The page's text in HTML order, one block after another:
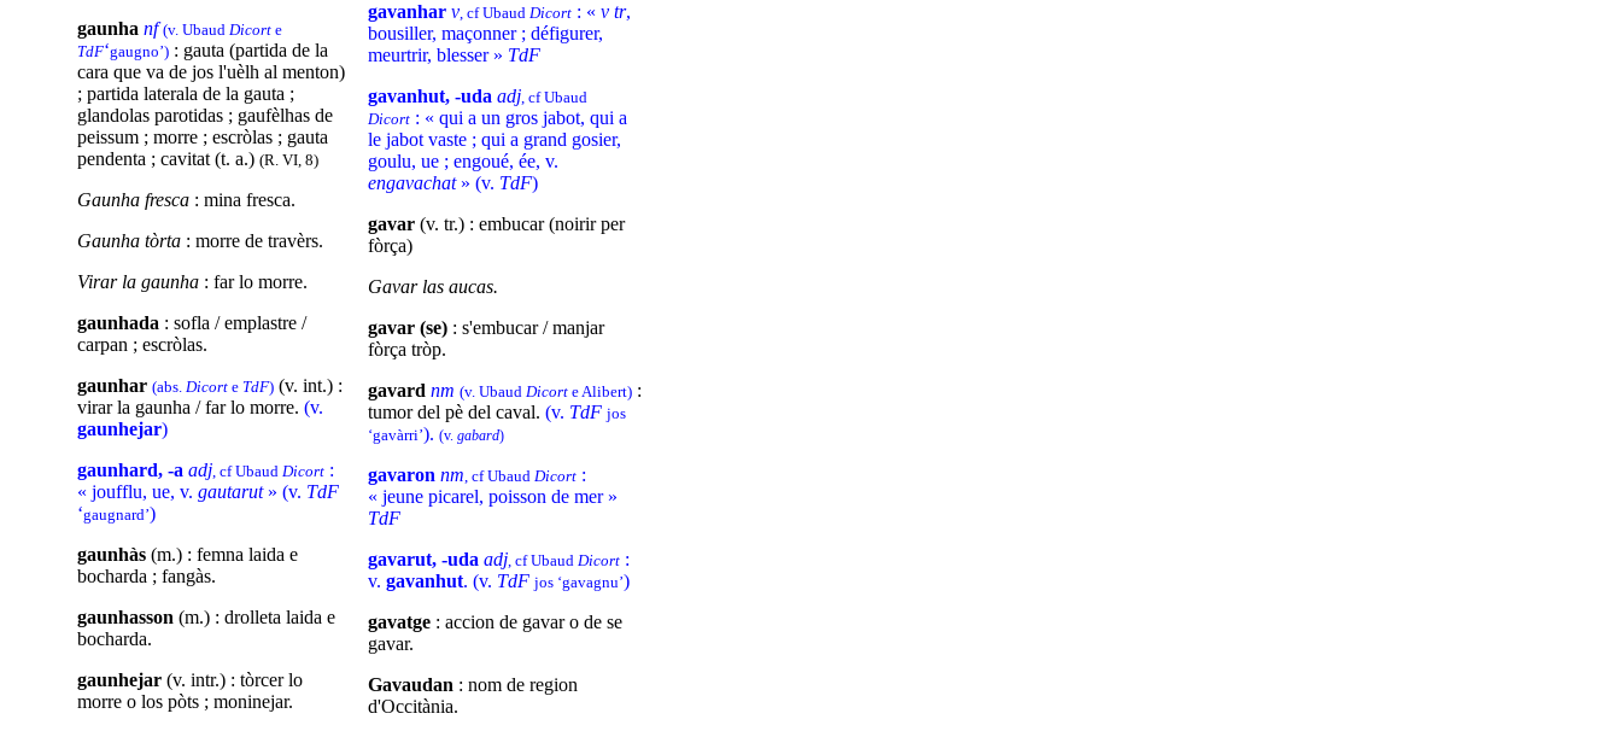
gaunha nf (v. Ubaud Dicort e
TdF‘gaugno’) : gauta (partida de la
cara que va de jos l'uèlh al menton)
; partida laterala de la gauta ;
glandolas parotidas ; gaufèlhas de
peissum ; morre ; escròlas ; gauta
pendenta ; cavitat (t. a.) (R. VI, 8)
Gaunha fresca : mina fresca.
Gaunha tòrta : morre de travèrs.
Virar la gaunha : far lo morre.
gaunhada : sofla / emplastre /
carpan ; escròlas.
gaunhar (abs. Dicort e TdF) (v. int.) :
virar la gaunha / far lo morre. (v.
gaunhejar)
gaunhard, -a adj, cf Ubaud Dicort :
« joufflu, ue, v. gautarut» (v. TdF
‘gaugnard’)
gaunhàs (m.) : femna laida e
bocharda ; fangàs.
gaunhasson (m.) : drolleta laida e
bocharda.
gaunhejar (v. intr.) : tòrcer lo
morre o los pòts ; moninejar.
gavanhar v, cf Ubaud Dicort : « v tr,
bousiller, maçonner ; défigurer,
meurtrir, blesser » TdF
gavanhut, -uda adj, cf Ubaud
Dicort : « qui a un gros jabot, qui a
le jabot vaste ; qui a grand gosier,
goulu, ue ; engoué, ée, v.
engavachat» (v. TdF)
gavar (v. tr.) : embucar (noirir per
fòrça)
Gavar las aucas.
gavar (se) : s'embucar / manjar
fòrça tròp.
gavard nm (v. Ubaud Dicort e Alibert) :
tumor del pè del caval. (v. TdF jos
‘gavàrri’). (v. gabard)
gavaron nm, cf Ubaud Dicort :
« jeune picarel, poisson de mer »
TdF
gavarut, -uda adj, cf Ubaud Dicort :
v. gavanhut. (v. TdF jos ‘gavagnu’)
gavatge : accion de gavar o de se
gavar.
Gavaudan : nom de region
d'Occitània.